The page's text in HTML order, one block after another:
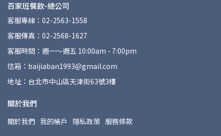
百家班餐飲-總公司
客服專線：02-2563-1558
客服傳真：02-2568-1627
客服時間：週一～週五 10:00am - 7:00pm
信箱：baijiaban1993@gmail.com
地址：台北市中山區天津街63號3樓
關於我們
關於我們 我的帳戶 隱私政策 服務條款